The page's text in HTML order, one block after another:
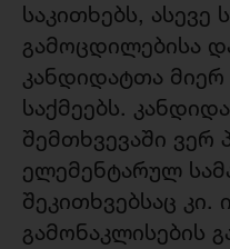
საკითხებს, ასევე
გამოცდილებისა
კანდიდატთა
საქმეებს.
შემთხვევაში ვერ
ელემენტარულ
შეკითხვებსაც კი.
გამონაკლისების